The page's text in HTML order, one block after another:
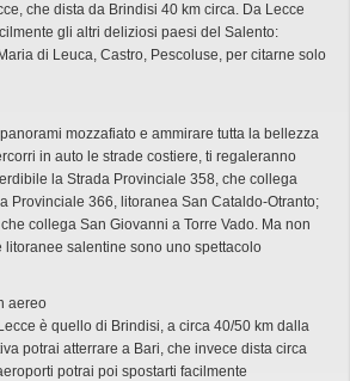
che dista da Brindisi 40 km circa. Da Lecce
gli altri deliziosi paesi del Salento:
di Leuca, Castro, Pescoluse, per citarne solo
mozzafiato e ammirare tutta la bellezza
in auto le strade costiere, ti regaleranno
la Strada Provinciale 358, che collega
Provinciale 366, litoranea San Cataldo-Otranto;
collega San Giovanni a Torre Vado. Ma non
litoranee salentine sono uno spettacolo
aereo
è quello di Brindisi, a circa 40/50 km dalla
potrai atterrare a Bari, che invece dista circa
potrai poi spostarti facilmente